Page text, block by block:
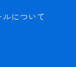
について